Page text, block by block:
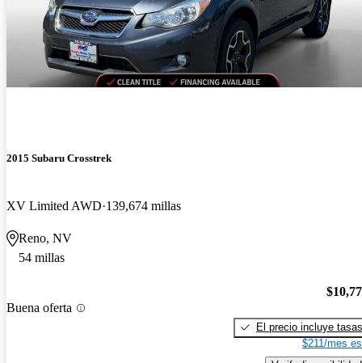
2015 Subaru Crosstrek
XV Limited AWD 139,674 millas
Reno, NV
54 millas
Buena oferta
El precio incluye tasas
$211/mes